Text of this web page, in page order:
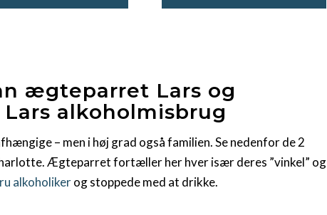
ægteparret Lars og
alkoholmisbrug
– men i høj grad også familien. Se nedenfor de 2
Ægteparret fortæller her hver især deres ”vinkel” og
alkoholikerog stoppede med at drikke.